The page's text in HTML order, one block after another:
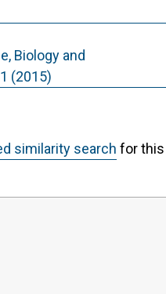
Biology and
(2015)
similarity search for this